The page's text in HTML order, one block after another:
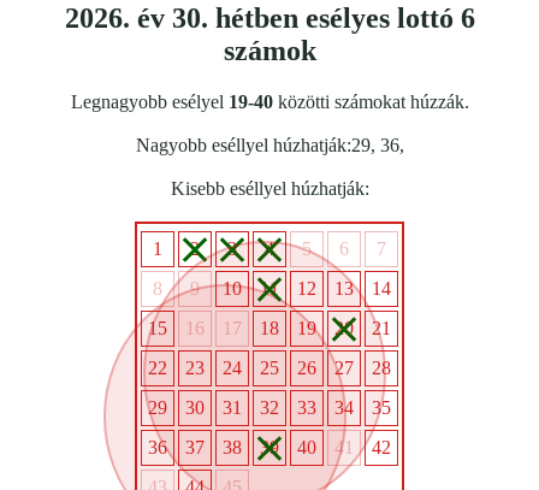
2026. év 30. hétben esélyes lottó 6
számok
Legnagyobb esélyel 19-40közötti számokat húzzák.
Nagyobb eséllyel húzhatják:29, 36,
Kisebb eséllyel húzhatják:
1 2 3 4 5 6
7
8
9 10 11 12 13
14
15
16 17 18 19 20
21
22
23 24 25 26 27
28
29
30 31 32 33 34
35
36
37 38 39 40 41
42